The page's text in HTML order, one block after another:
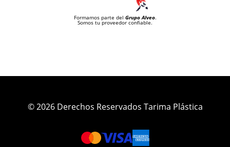
Formamos parte del Grupo Alveo.
Somos tu proveedor confiable.
© 2026 Derechos Reservados Tarima Plástica